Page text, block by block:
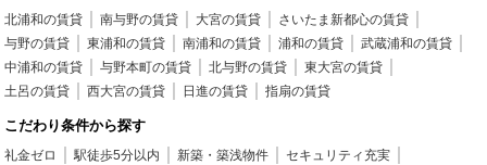
北浦和の賃貸 南与野の賃貸 大宮の賃貸
さいたま新都心の賃貸
与野の賃貸
東浦和の賃貸 南浦和の賃貸 浦和の賃貸
武蔵浦和の賃貸
中浦和の賃貸
与野本町の賃貸 北与野の賃貸
東大宮の賃貸
土呂の賃貸
西大宮の賃貸 日進の賃貸 指扇の賃貸
こだわり条件から探す
礼金ゼロ 駅徒歩5分以内 新築・築浅物件
セキュリティ充実